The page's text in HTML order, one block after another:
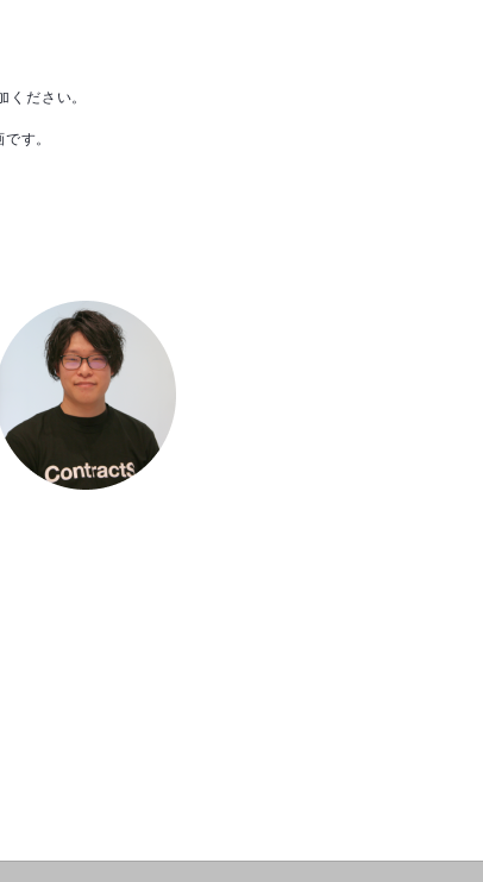
ださい。
す。